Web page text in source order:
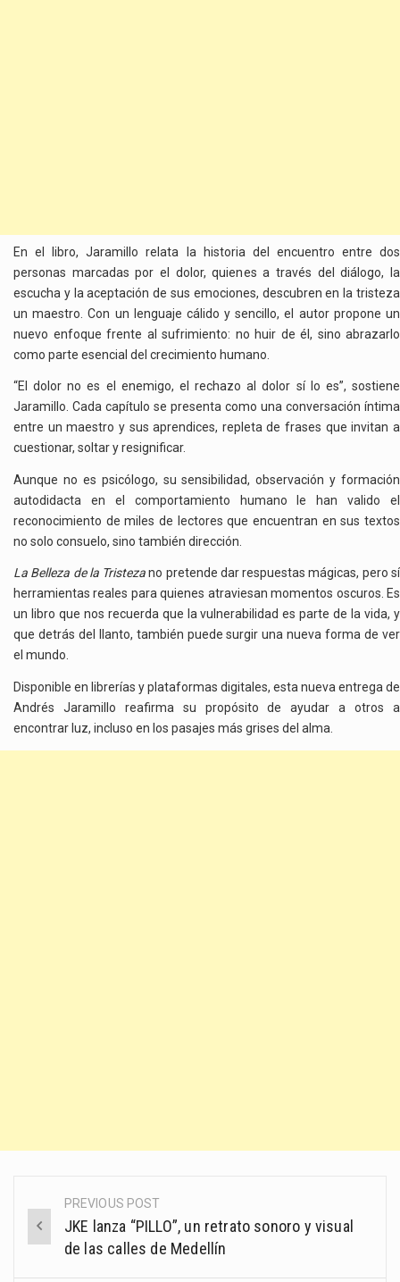
En el libro, Jaramillo relata la historia del encuentro entre dos
personas marcadas por el dolor, quienes a través del diálogo, la
escucha y la aceptación de sus emociones, descubren en la tristeza
un maestro. Con un lenguaje cálido y sencillo, el autor propone un
nuevo enfoque frente al sufrimiento: no huir de él, sino abrazarlo
como parte esencial del crecimiento humano.
“El dolor no es el enemigo, el rechazo al dolor sí lo es”, sostiene
Jaramillo. Cada capítulo se presenta como una conversación íntima
entre un maestro y sus aprendices, repleta de frases que invitan a
cuestionar, soltar y resignificar.
Aunque no es psicólogo, su sensibilidad, observación y formación
autodidacta en el comportamiento humano le han valido el
reconocimiento de miles de lectores que encuentran en sus textos
no solo consuelo, sino también dirección.
La Belleza de la Tristezano pretende dar respuestas mágicas, pero sí
herramientas reales para quienes atraviesan momentos oscuros. Es
un libro que nos recuerda que la vulnerabilidad es parte de la vida, y
que detrás del llanto, también puede surgir una nueva forma de ver
el mundo.
Disponible en librerías y plataformas digitales, esta nueva entrega de
Andrés Jaramillo reafirma su propósito de ayudar a otros a
encontrar luz, incluso en los pasajes más grises del alma.
Post
navigation
PREVIOUS POST
JKE lanza “PILLO”, un retrato sonoro y visual
de las calles de Medellín